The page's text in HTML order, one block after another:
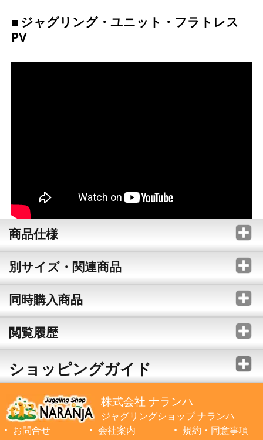
ジャグリング・ユニット・フラトレス
PV
商品仕様
別サイズ・関連商品
同時購入商品
閲覧履歴
ショッピングガイド
株式会社 ナランハ
ジャグリングショップ ナランハ
お問合せ
会社案内 規約・同意事項